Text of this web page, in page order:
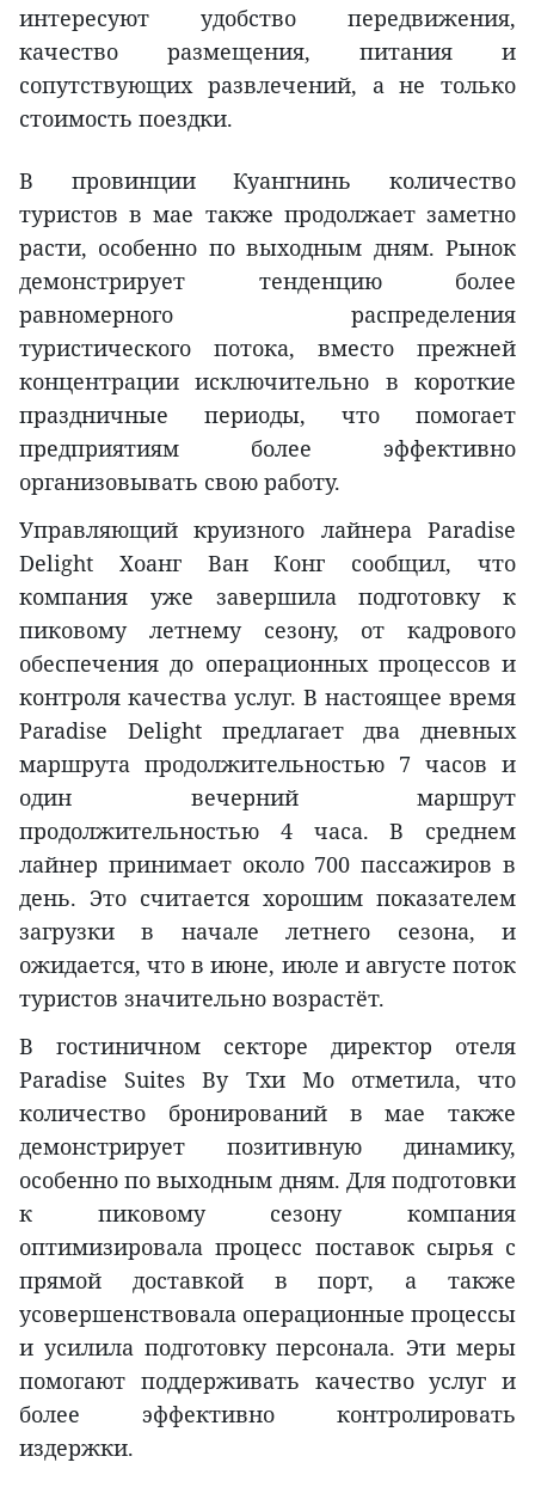
интересуют удобство передвижения,
качество размещения, питания и
сопутствующих развлечений, а не только
стоимость поездки.
В провинции Куангнинь количество
туристов в мае также продолжает заметно
расти, особенно по выходным дням. Рынок
демонстрирует тенденцию более
равномерного распределения
туристического потока, вместо прежней
концентрации исключительно в короткие
праздничные периоды, что помогает
предприятиям более эффективно
организовывать свою работу.
Управляющий круизного лайнера Paradise
Delight Хоанг Ван Конг сообщил, что
компания уже завершила подготовку к
пиковому летнему сезону, от кадрового
обеспечения до операционных процессов и
контроля качества услуг. В настоящее время
Paradise Delight предлагает два дневных
маршрута продолжительностью 7 часов и
один вечерний маршрут
продолжительностью 4 часа. В среднем
лайнер принимает около 700 пассажиров в
день. Это считается хорошим показателем
загрузки в начале летнего сезона, и
ожидается, что в июне, июле и августе поток
туристов значительно возрастёт.
В гостиничном секторе директор отеля
Paradise Suites Ву Тхи Мо отметила, что
количество бронирований в мае также
демонстрирует позитивную динамику,
особенно по выходным дням. Для подготовки
к пиковому сезону компания
оптимизировала процесс поставок сырья с
прямой доставкой в порт, а также
усовершенствовала операционные процессы
и усилила подготовку персонала. Эти меры
помогают поддерживать качество услуг и
более эффективно контролировать
издержки.